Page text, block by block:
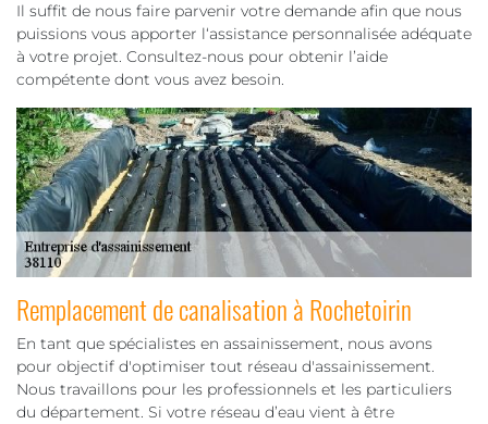
Il suffit de nous faire parvenir votre demande afin que nous
puissions vous apporter l‘assistance personnalisée adéquate
à votre projet. Consultez-nous pour obtenir l’aide
compétente dont vous avez besoin.
Remplacement de canalisation à Rochetoirin
En tant que spécialistes en assainissement, nous avons
pour objectif d'optimiser tout réseau d'assainissement.
Nous travaillons pour les professionnels et les particuliers
du département. Si votre réseau d’eau vient à être